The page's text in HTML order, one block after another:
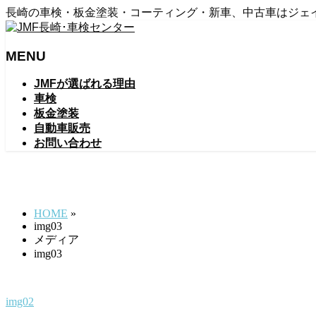
長崎の車検・板金塗装・コーティング・新車、中古車はジェ
MENU
JMFが選ばれる理由
車検
板金塗装
自動車販売
お問い合わせ
HOME »
img03
メディア
img03
img02